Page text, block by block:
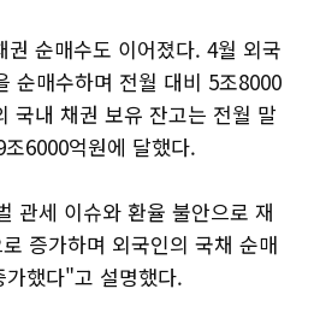
권 순매수도 이어졌다. 4월 외국
순매수하며 전월 대비 5조8000
국내 채권 보유 잔고는 전월 말
6000억원에 달했다.
관세 이슈와 환율 불안으로 재
증가하며 외국인의 국채 순매
했다"고 설명했다.